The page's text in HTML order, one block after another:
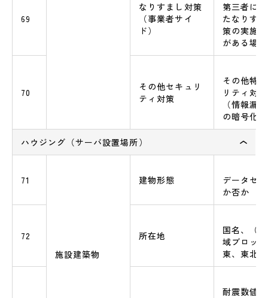
69
なりすまし対策
（事業者サイ
ド）
第三者に
たなりす
策の実施
がある場
70
その他セキュリ
ティ対策
その他特
リティ対
（情報漏
の暗号化
ハウジング（サーバ設置場所）
71
施設建築物
建物形態
データセ
か否か
72 所在地
国名、（
域ブロッ
東、東北）
耐震数値